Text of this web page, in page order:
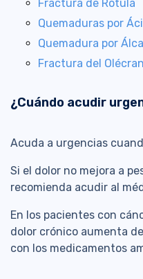
Fractura de Rótula
Quemaduras por
Quemadura por
Fractura del
¿Cuándo acudir
Acuda a urgencias
Si el dolor no mejora a
recomienda acudir al
En los pacientes con
dolor crónico aumenta
con los medicamentos